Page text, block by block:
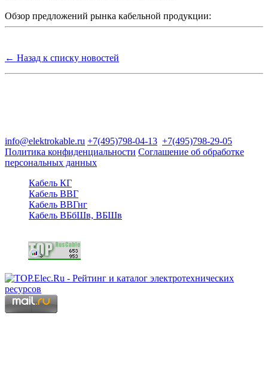
Обзор предложений рынка кабельной продукции:
← Назад к списку новостей
info@elektrokable.ru +7(495)798-04-13 +7(495)798-29-05
Политика конфиденциальности Соглашение об обработке
персональных данных
Кабель КГ
Кабель ВВГ
Кабель ВВГнг
Кабель ВБбШв, ВБШв